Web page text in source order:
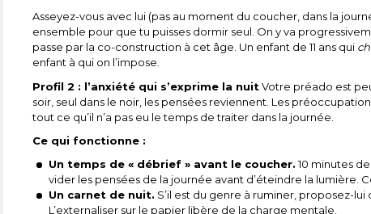
Asseyez-vous avec lui (pas au moment du coucher, dans la
ensemble pour que tu puisses dormir seul. On y va
passe par la co-construction à cet âge. Un enfant de 11 ans qui
enfant à qui on l’impose.
Profil 2 : l’anxiété qui s’exprime la nuitVotre préado est
soir, seul dans le noir, les pensées reviennent. Les
tout ce qu’il n’a pas eu le temps de traiter dans la journée.
Ce qui fonctionne :
Un temps de « débrief » avant le coucher.10 minutes
vider les pensées de la journée avant d’éteindre la lumière.
Un carnet de nuit. S’il est du genre à ruminer, proposez-
L’externaliser sur le papier libère de la charge mentale.